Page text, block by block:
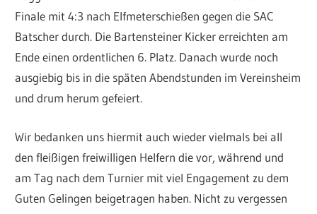
Finale mit 4:3 nach Elfmeterschießen gegen die SAC
Batscher durch. Die Bartensteiner Kicker erreichten am
Ende einen ordentlichen 6. Platz. Danach wurde noch
ausgiebig bis in die späten Abendstunden im Vereinsheim
und drum herum gefeiert.
Wir bedanken uns hiermit auch wieder vielmals bei all
den fleißigen freiwilligen Helfern die vor, während und
am Tag nach dem Turnier mit viel Engagement zu dem
Guten Gelingen beigetragen haben. Nicht zu vergessen